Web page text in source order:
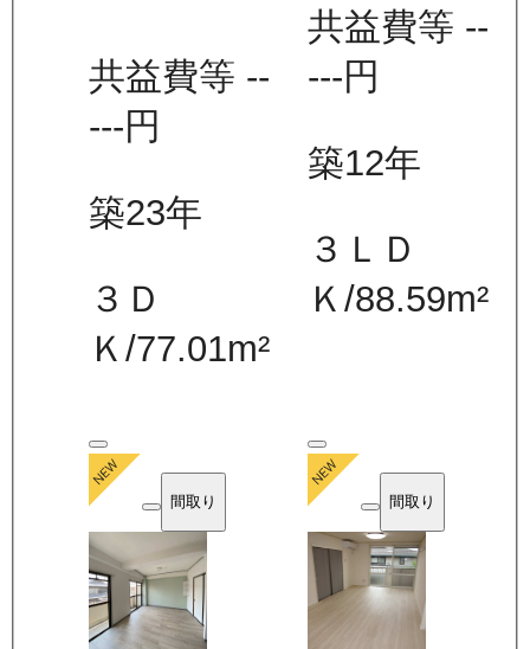
共益費等 --
---円
築23年
３Ｄ
Ｋ/77.01m²
共益費等 --
---円
築12年
３ＬＤ
Ｋ /88.59m²
間取り 間取り